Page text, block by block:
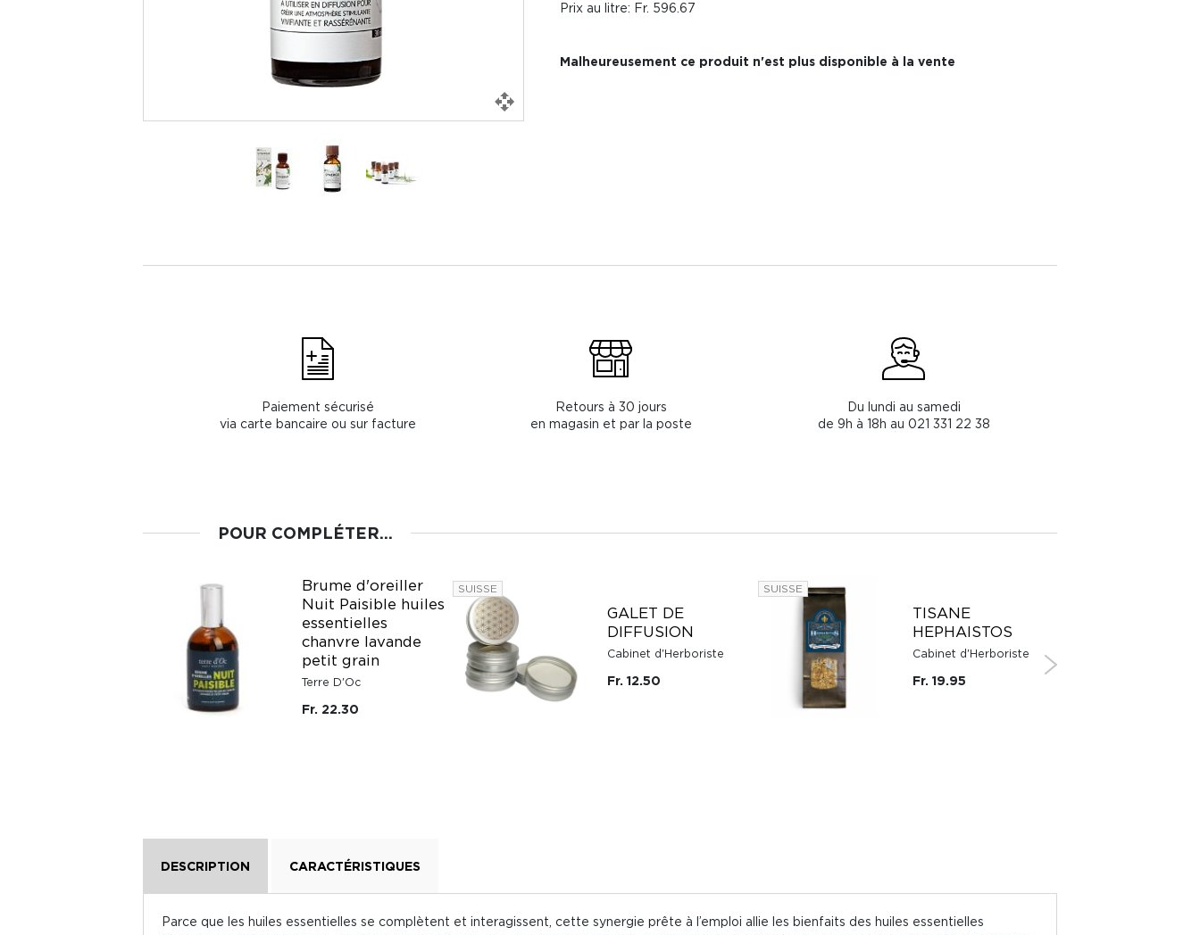
Prix au litre: Fr. 596.67
Malheureusement ce produit n'est plus disponible à la vente
Paiement sécurisé
via carte bancaire ou sur facture
Retours à 30 jours
en magasin et par la poste
Du lundi au samedi
de 9h à 18h au 021 331 22 38
POUR COMPLÉTER...
Brume d'oreiller
Nuit Paisible huiles
essentielles
chanvre lavande
petit grain
Terre D'Oc
Fr. 22.30
SUISSE
GALET DE
DIFFUSION
Cabinet d'Herboriste
Fr. 12.50
SUISSE
TISANE
HEPHAISTOS
Cabinet d'Herboriste
Fr. 19.95
DESCRIPTION CARACTÉRISTIQUES
Parce que les huiles essentielles se complètent et interagissent, cette synergie prête à l’emploi allie les bienfaits des huiles essentielles